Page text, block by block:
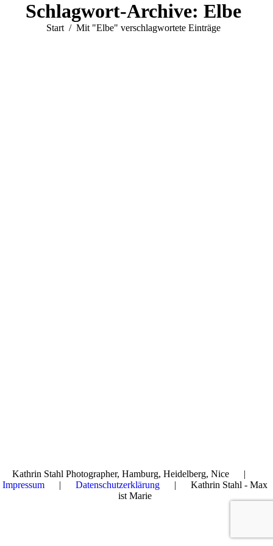
Schlagwort-Archive: Elbe
Sie befinden sich hier:
Start Mit "Elbe" verschlagwortete Einträge
Kathrin Stahl Photographer, Hamburg, Heidelberg, Nice |
Impressum | Datenschutzerklärung | Kathrin Stahl - Max
ist Marie